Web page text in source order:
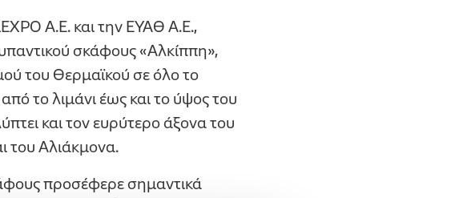
Α.Ε. και την ΕΥΑΘ Α.Ε.,
σκάφους «Αλκίππη»,
του Θερμαϊκού σε όλο το
το λιμάνι έως και το ύψος του
και τον ευρύτερο άξονα του
του Αλιάκμονα.
προσέφερε σημαντικά